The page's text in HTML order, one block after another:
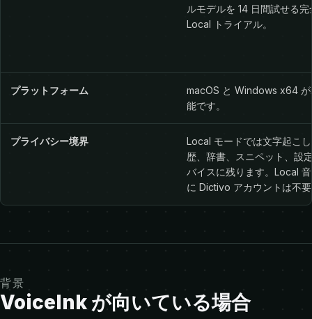
ルモデルを 14 日間試せる完
Local トライアル。
プラットフォーム
macOS と Windows x64 が
能です。
プライバシー境界
Local モードでは文字起こ
歴、辞書、スニペット、設
バイスに残ります。Local
に Dictivo アカウントは不
背景
VoiceInk が向いている場合